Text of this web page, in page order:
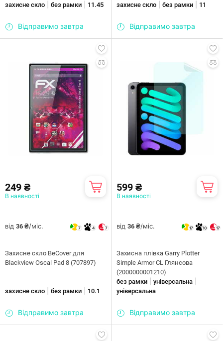
захисне скло
без рамки 11.45
Відправимо завтра
захисне скло без рамки 11
Відправимо завтра
249 ₴
В наявності
від 36 ₴/міс. 7 4 7
Захисне скло BeCover для
Blackview Oscal Pad 8 (707897)
захисне скло без рамки 10.1
Відправимо завтра
599 ₴
В наявності
від 36 ₴/міс. 17 10 17
Захисна плiвка Garry Plotter
Simple Armor CL Глянсова
(2000000001210)
без рамки
універсальна
універсальна
Відправимо завтра